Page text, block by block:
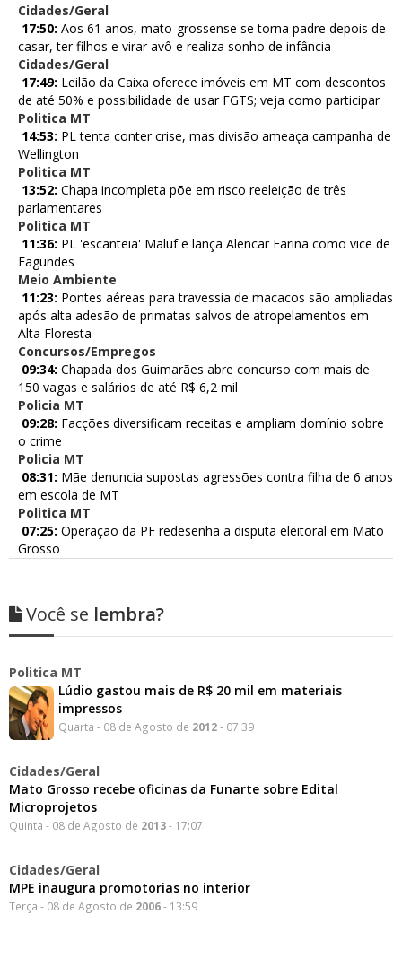
Cidades/Geral
17:50: Aos 61 anos, mato-grossense se torna padre depois de
casar, ter filhos e virar avô e realiza sonho de infância
Cidades/Geral
17:49: Leilão da Caixa oferece imóveis em MT com descontos
de até 50% e possibilidade de usar FGTS; veja como participar
Politica MT
14:53: PL tenta conter crise, mas divisão ameaça campanha de
Wellington
Politica MT
13:52: Chapa incompleta põe em risco reeleição de três
parlamentares
Politica MT
11:36: PL 'escanteia' Maluf e lança Alencar Farina como vice de
Fagundes
Meio Ambiente
11:23: Pontes aéreas para travessia de macacos são ampliadas
após alta adesão de primatas salvos de atropelamentos em
Alta Floresta
Concursos/Empregos
09:34: Chapada dos Guimarães abre concurso com mais de
150 vagas e salários de até R$ 6,2 mil
Policia MT
09:28: Facções diversificam receitas e ampliam domínio sobre
o crime
Policia MT
08:31: Mãe denuncia supostas agressões contra filha de 6 anos
em escola de MT
Politica MT
07:25: Operação da PF redesenha a disputa eleitoral em Mato
Grosso
Você se lembra?
Politica MT
Lúdio gastou mais de R$ 20 mil em materiais
impressos
Quarta - 08 de Agosto de 2012- 07:39
Cidades/Geral
Mato Grosso recebe oficinas da Funarte sobre Edital
Microprojetos
Quinta - 08 de Agosto de 2013- 17:07
Cidades/Geral
MPE inaugura promotorias no interior
Terça - 08 de Agosto de 2006- 13:59